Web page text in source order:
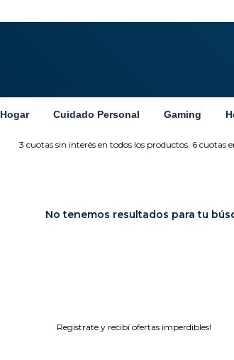
Hogar Cuidado Personal Gaming
3 cuotas sin interés en todos los productos. 6 cuotas
No tenemos resultados para tu
Registrate y recibí ofertas imperdibles!